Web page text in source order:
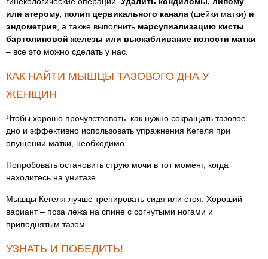
или атерому, полип цервикального канала (шейки матки) и
эндометрия , а также выполнить марсупиализацию кисты
бартолиновой железы или выскабливание полости матки
– все это можно сделать у нас.
КАК НАЙТИ МЫШЦЫ ТАЗОВОГО ДНА У
ЖЕНЩИН
Чтобы хорошо прочувствовать, как нужно сокращать тазовое
дно и эффективно использовать упражнения Кегеля при
опущении матки, необходимо.
Попробовать остановить струю мочи в тот момент, когда
находитесь на унитазе
Мышцы Кегеля лучше тренировать сидя или стоя. Хороший
вариант – поза лежа на спине с согнутыми ногами и
приподнятым тазом.
УЗНАТЬ И ПОБЕДИТЬ!